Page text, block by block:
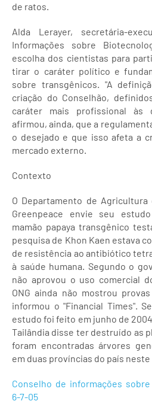
de ratos.
Alda Lerayer, secretária-
Informações sobre
escolha dos cientistas para
tirar o caráter político e
sobre transgênicos. "A
criação do Conselhão,
caráter mais profissional às
afirmou, ainda, que a
o desejado e que isso afeta a
mercado externo.
Contexto
O Departamento de
Greenpeace envie seu
mamão papaya transgênico
pesquisa de Khon Kaen estava
de resistência ao antibiótico
à saúde humana. Segundo o
não aprovou o uso comercial
ONG ainda não mostrou
informou o "Financial Times".
estudo foi feito em junho de
Tailândia disse ter destruído as
foram encontradas árvores
em duas províncias do país neste
Conselho de informações
6-7-05